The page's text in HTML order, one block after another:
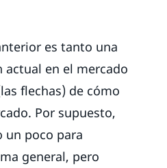
es tanto una
en el mercado
flechas) de cómo
Por supuesto,
un poco para
general, pero